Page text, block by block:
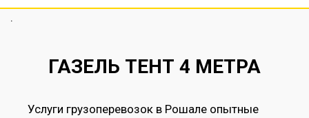
.
ГАЗЕЛЬ ТЕНТ 4 МЕТРА
Услуги грузоперевозок в Рошале опытные